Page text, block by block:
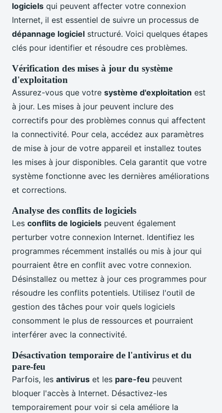
logiciels qui peuvent affecter votre connexion
Internet, il est essentiel de suivre un processus de
dépannage logiciel structuré. Voici quelques étapes
clés pour identifier et résoudre ces problèmes.
Vérification des mises à jour du système
d'exploitation
Assurez-vous que votre système d'exploitation est
à jour. Les mises à jour peuvent inclure des
correctifs pour des problèmes connus qui affectent
la connectivité. Pour cela, accédez aux paramètres
de mise à jour de votre appareil et installez toutes
les mises à jour disponibles. Cela garantit que votre
système fonctionne avec les dernières améliorations
et corrections.
Analyse des conflits de logiciels
Les conflits de logiciels peuvent également
perturber votre connexion Internet. Identifiez les
programmes récemment installés ou mis à jour qui
pourraient être en conflit avec votre connexion.
Désinstallez ou mettez à jour ces programmes pour
résoudre les conflits potentiels. Utilisez l'outil de
gestion des tâches pour voir quels logiciels
consomment le plus de ressources et pourraient
interférer avec la connectivité.
Désactivation temporaire de l'antivirus et du
pare-feu
Parfois, les antivirus et les pare-feu peuvent
bloquer l'accès à Internet. Désactivez-les
temporairement pour voir si cela améliore la